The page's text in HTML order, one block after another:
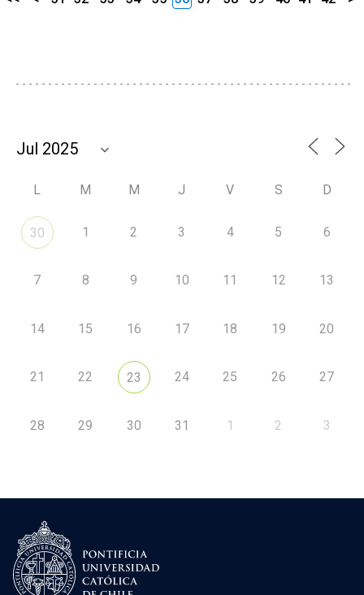
L M M J V S D
30 1 2 3 4 5 6
7 8 9 10 11 12 13
14 15 16 17 18 19 20
21 22 23 24 25 26 27
28 29 30 31 1 2 3